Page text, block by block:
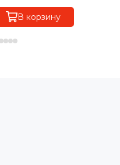
В корзину